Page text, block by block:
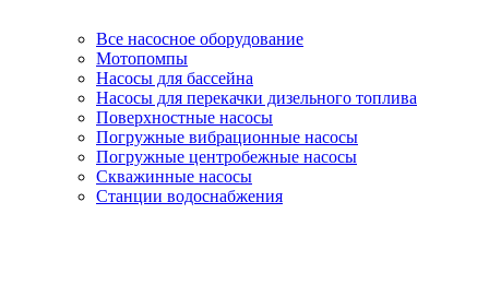
Все насосное оборудование
Мотопомпы
Насосы для бассейна
Насосы для перекачки дизельного топлива
Поверхностные насосы
Погружные вибрационные насосы
Погружные центробежные насосы
Скважинные насосы
Станции водоснабжения